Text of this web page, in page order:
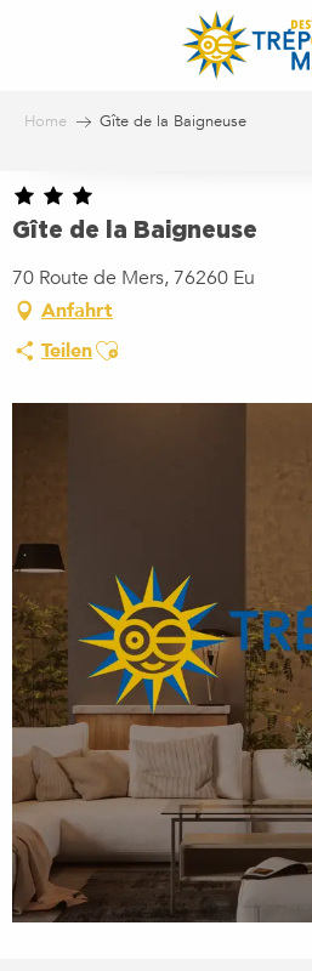
Home Gîte de la Baigneuse
Gîte de la Baigneuse
70 Route de Mers, 76260 Eu
Anfahrt
TeilenAjouter aux favoris